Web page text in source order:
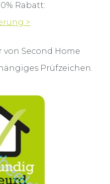
Rabatt:
>
Second Home
Prüfzeichen.